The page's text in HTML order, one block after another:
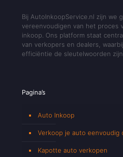
Bij AutoInkoopService.nl zijn we
vereenvoudigen van het proces
inkoop. Ons platform staat
van verkopers en dealers,
efficiëntie de sleutelwoorden zijn.
Pagina’s
Auto Inkoop
Verkoop je auto eenvoudig
Kapotte auto verkopen